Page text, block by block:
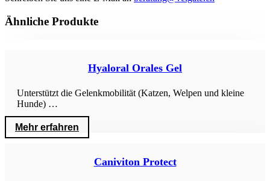
Ähnliche Produkte
Hyaloral Orales Gel
Unterstützt die Gelenkmobilität (Katzen, Welpen und kleine
Hunde) …
Mehr erfahren
Caniviton Protect